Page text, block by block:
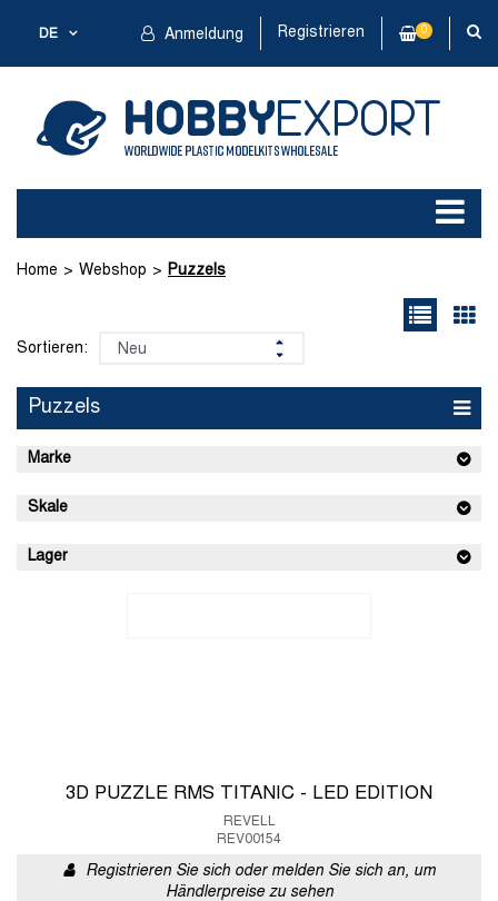
DE Anmeldung Registrieren 0
Home Webshop Puzzels
Sortieren:
Puzzels
Marke
Skale
Lager
3D PUZZLE RMS TITANIC - LED EDITION
REVELL
REV00154
Registrieren Sie sich oder melden Sie sich an, um
Händlerpreise zu sehen